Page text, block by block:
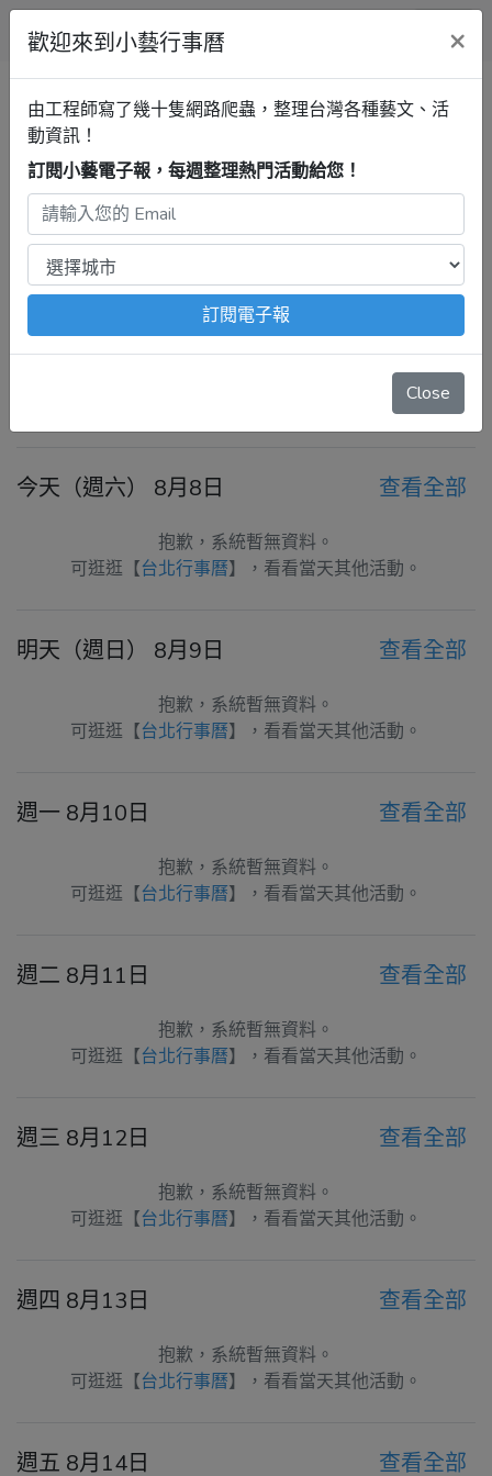
小藝行事曆
全部 歷史文物陳列館 清單
台北行事曆
歷史文物陳列館
最新活動
2026年8月8日 – 8月14日
注意：出發前請去官網再次確認！本站內容由程式自動抓
、例行休館日
舉辦等等特殊情況。
今天（週六） 8月8日 查看全部
抱歉，系統暫無資料。
可逛逛【台北行事曆】，看看當天其他活動。
明天（週日） 8月9日 查看全部
抱歉，系統暫無資料。
可逛逛【台北行事曆】，看看當天其他活動。
週一 8月10日 查看全部
抱歉，系統暫無資料。
可逛逛【台北行事曆】，看看當天其他活動。
週二 8月11日 查看全部
抱歉，系統暫無資料。
可逛逛【台北行事曆】，看看當天其他活動。
週三 8月12日 查看全部
抱歉，系統暫無資料。
可逛逛【台北行事曆】，看看當天其他活動。
週四 8月13日 查看全部
抱歉，系統暫無資料。
可逛逛【台北行事曆】，看看當天其他活動。
週五 8月14日 查看全部
歡迎來到小藝行事曆 ×
由工程師寫了幾十隻網路爬蟲，整理台灣各種藝文、活
動資訊！
訂閱小藝電子報，每週整理熱門活動給您！
訂閱電子報
Close